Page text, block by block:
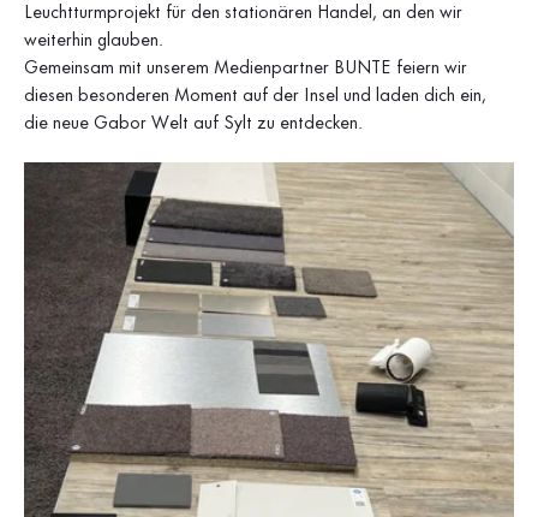
Leuchtturmprojekt für den stationären Handel, an den wir
weiterhin glauben.
Gemeinsam mit unserem Medienpartner BUNTE feiern wir
diesen besonderen Moment auf der Insel und laden dich ein,
die neue Gabor Welt auf Sylt zu entdecken.